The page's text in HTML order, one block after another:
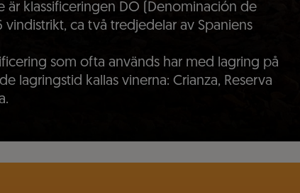
är klassificeringen DO (Denominación de
ca två tredjedelar av Spaniens
som ofta används har med lagring på
lagringstid kallas vinerna: Crianza, Reserva